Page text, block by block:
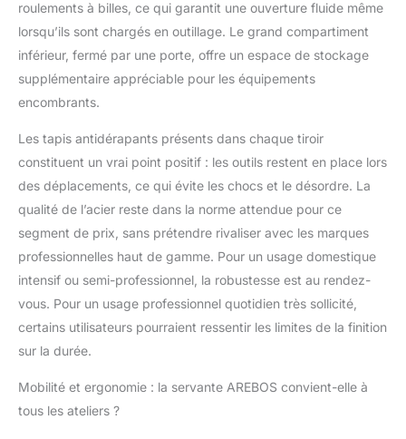
rangement pour vos
accessoires d'atelier
que vous devez
toujours avoir à portée
de main. | La surface
pour disposer les outils
dont vous avez
souvent besoin.
[Usage flexible] 2
roulettes pivotantes
avec frein de blocage
et poignée de poussée
pratique pour une
Poignées
[Système de
roulements à billes, ce qui garantit une ouverture fluide même
lorsqu’ils sont chargés en outillage. Le grand compartiment
inférieur, fermé par une porte, offre un espace de stockage
supplémentaire appréciable pour les équipements
encombrants.
Les tapis antidérapants présents dans chaque tiroir
constituent un vrai point positif : les outils restent en place lors
des déplacements, ce qui évite les chocs et le désordre. La
qualité de l’acier reste dans la norme attendue pour ce
segment de prix, sans prétendre rivaliser avec les marques
professionnelles haut de gamme. Pour un usage domestique
intensif ou semi-professionnel, la robustesse est au rendez-
vous. Pour un usage professionnel quotidien très sollicité,
certains utilisateurs pourraient ressentir les limites de la finition
sur la durée.
Mobilité et ergonomie : la servante AREBOS convient-elle à
tous les ateliers ?